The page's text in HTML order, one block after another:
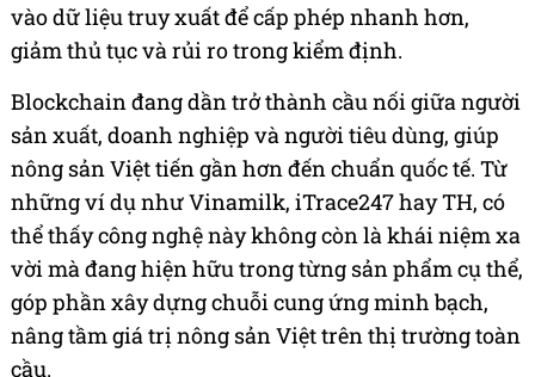
vào dữ liệu truy xuất để cấp phép nhanh hơn,
giảm thủ tục và rủi ro trong kiểm định.
Blockchain đang dần trở thành cầu nối giữa người
sản xuất, doanh nghiệp và người tiêu dùng, giúp
nông sản Việt tiến gần hơn đến chuẩn quốc tế. Từ
những ví dụ như Vinamilk, iTrace247 hay TH, có
thể thấy công nghệ này không còn là khái niệm xa
vời mà đang hiện hữu trong từng sản phẩm cụ thể,
góp phần xây dựng chuỗi cung ứng minh bạch,
nâng tầm giá trị nông sản Việt trên thị trường toàn
cầu.